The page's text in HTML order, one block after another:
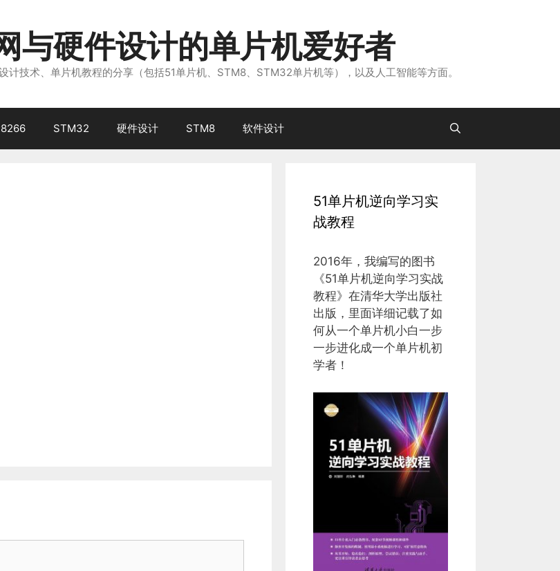
与硬件设计的单片机爱好者
技术、单片机教程的分享（包括51单片机、STM8、STM32单片机等），以及人工智能等方面。
STM32 硬件设计 STM8 软件设计
51单片机逆向学习实
战教程
2016年，我编写的图书
《51单片机逆向学习实战
教程》在清华大学出版社
出版，里面详细记载了如
何从一个单片机小白一步
一步进化成一个单片机初
学者！